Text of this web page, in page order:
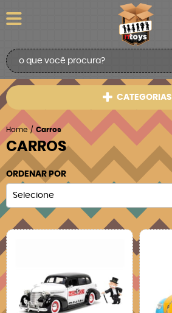
CATEGORIAS
CARROS
Home Carros
ORDENAR POR
Selecione